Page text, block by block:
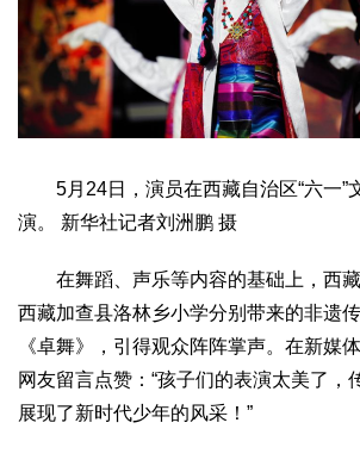
社会治理 社会保障 城乡发展 民生建设
工业
装备制造 智能制造 制造2025 大国工匠
科技观察 创新前沿 智慧教育 职业教育
三农
智慧农业 智慧乡村 基层之声
国防
国防建设 军民融合 兵器装备 军营风采
国际
5月24日，演员在西藏自治区“六一”
演。 新华社记者刘洲鹏 摄
在舞蹈、声乐等内容的基础上，西藏
西藏加查县洛林乡小学分别带来的非遗
《卓舞》，引得观众阵阵掌声。在新媒
网友留言点赞：“孩子们的表演太美了，
展现了新时代少年的风采！”